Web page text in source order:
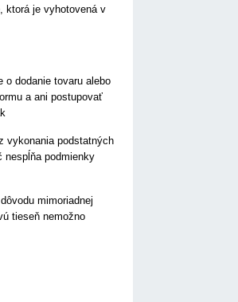
ktorá je vyhotovená v
o dodanie tovaru alebo
a ani postupovať
vykonania podstatných
nespĺňa podmienky
mimoriadnej
tieseň nemožno